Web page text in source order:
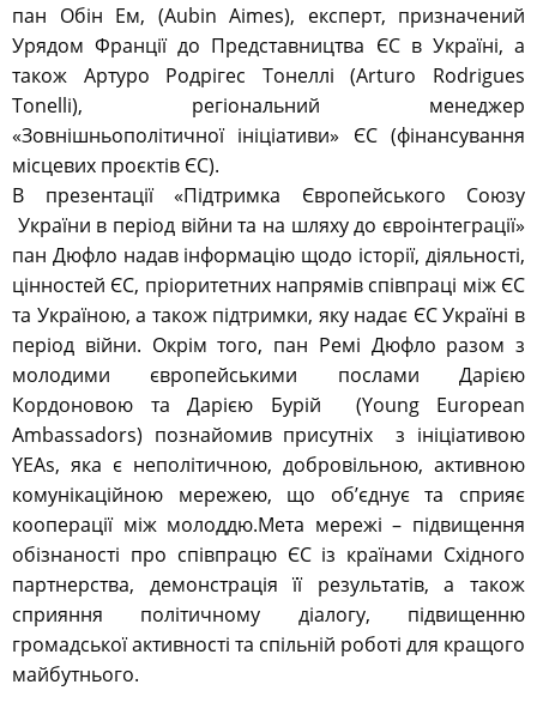
пан Обін Ем, (Aubin Aimes), експерт, призначений
Урядом Франції до Представництва ЄС в Україні, а
також Артуро Родрігес Тонеллі (Arturo Rodrigues
Tonelli), регіональний менеджер
«Зовнішньополітичної ініціативи» ЄС (фінансування
місцевих проєктів ЄС).
В презентації «Підтримка Європейського Союзу
України в період війни та на шляху до євроінтеграції»
пан Дюфло надав інформацію щодо історії, діяльності,
цінностей ЄС, пріоритетних напрямів співпраці між ЄС
та Україною, а також підтримки, яку надає ЄС Україні в
період війни. Окрім того, пан Ремі Дюфло разом з
молодими європейськими послами Дарією
Кордоновою та Дарією Бурій (Young European
Ambassadors) познайомив присутніх з ініціативою
YEAs, яка є неполітичною, добровільною, активною
комунікаційною мережею, що об’єднує та сприяє
кооперації між молоддю.Мета мережі – підвищення
обізнаності про співпрацю ЄС із країнами Східного
партнерства, демонстрація її результатів, а також
сприяння політичному діалогу, підвищенню
громадської активності та спільній роботі для кращого
майбутнього.